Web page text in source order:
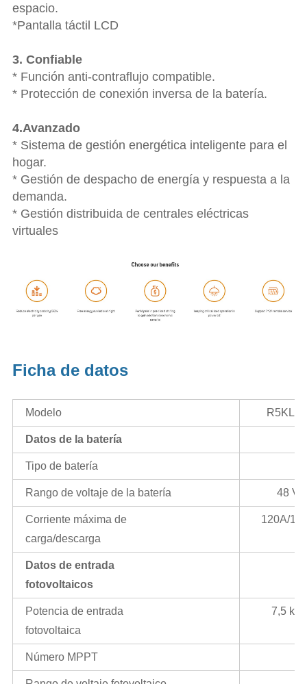
espacio.
*Pantalla táctil LCD
3. Confiable
* Función anti-contraflujo compatible.
* Protección de conexión inversa de la batería.
4.Avanzado
* Sistema de gestión energética inteligente para el
hogar.
* Gestión de despacho de energía y respuesta a la
demanda.
* Gestión distribuida de centrales eléctricas
virtuales
Ficha de datos
Modelo
Datos de la batería
Tipo de batería
Rango de voltaje de la batería 48 V
Corriente máxima de
carga/descarga
120A/
Datos de entrada
fotovoltaicos
Potencia de entrada
fotovoltaica
7,5 kW
Número MPPT